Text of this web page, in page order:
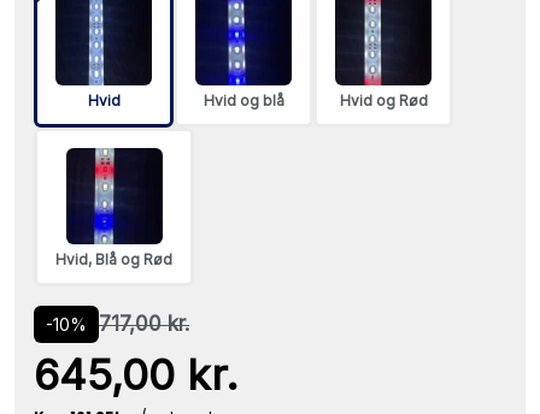
Hvid Hvid og blå Hvid og Rød
Hvid, Blå og Rød
-10% 717,00 kr.
645,00 kr.